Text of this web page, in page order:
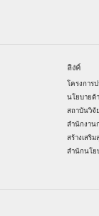
ลิงค์
โครงการ
นโยบายด้
สถาบันวิจั
สำนักงาน
สร้างเสริ
สำนักนโย